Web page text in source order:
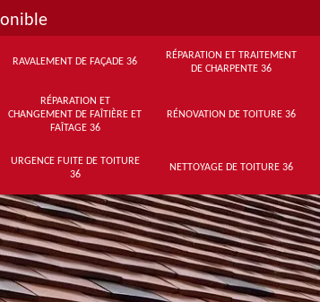
RAVALEMENT DE FAÇADE 36
RÉPARATION ET TRAITEMENT
DE CHARPENTE 36
RÉPARATION ET
CHANGEMENT DE FAÎTIÈRE ET
FAÎTAGE 36
RÉNOVATION DE TOITURE 36
URGENCE FUITE DE TOITURE
36
NETTOYAGE DE TOITURE 36